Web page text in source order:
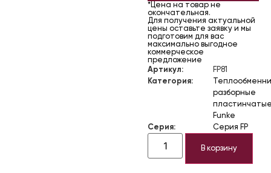
*Цена на товар не
окончательная.
Для получения актуальной
цены оставьте заявку и мы
подготовим для вас
максимально выгодное
коммерческое
предложение
Артикул:
FP81
Категория:
разборные
Funke
Серия:
Серия FP
В корзину